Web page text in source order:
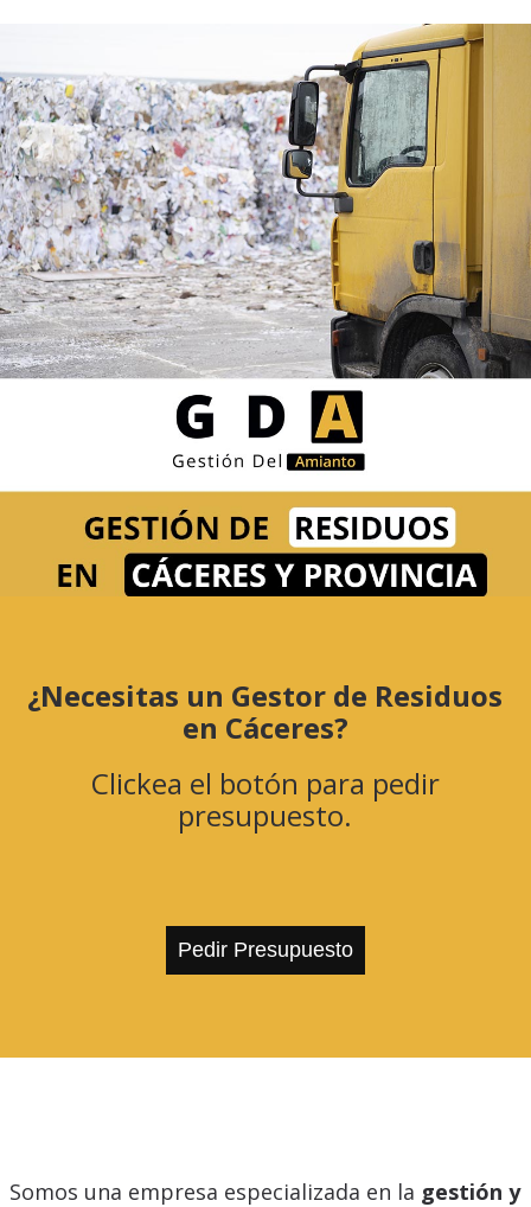
¿Necesitas un Gestor de Residuos
en Cáceres?
Clickea el botón para pedir
presupuesto.
Pedir Presupuesto
Somos una empresa especializada en la gestión y